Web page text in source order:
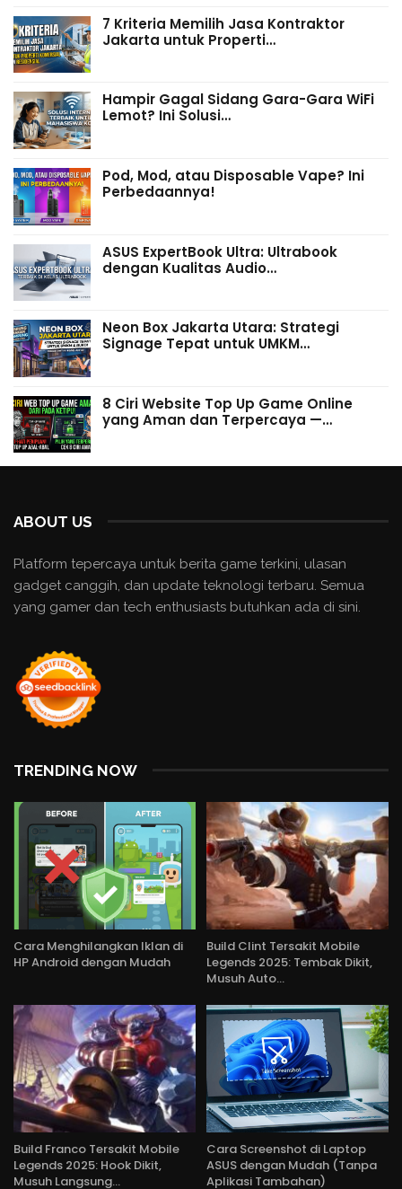
7 Kriteria Memilih Jasa Kontraktor
Jakarta untuk Properti…
Hampir Gagal Sidang Gara-Gara WiFi
Lemot? Ini Solusi…
Pod, Mod, atau Disposable Vape? Ini
Perbedaannya!
ASUS ExpertBook Ultra: Ultrabook
dengan Kualitas Audio…
Neon Box Jakarta Utara: Strategi
Signage Tepat untuk UMKM…
8 Ciri Website Top Up Game Online
yang Aman dan Terpercaya —…
ABOUT US
Platform tepercaya untuk berita game terkini, ulasan
gadget canggih, dan update teknologi terbaru. Semua
yang gamer dan tech enthusiasts butuhkan ada di sini.
TRENDING NOW
Cara Menghilangkan Iklan di
HP Android dengan Mudah
Build Clint Tersakit Mobile
Legends 2025: Tembak Dikit,
Musuh Auto…
Build Franco Tersakit Mobile
Legends 2025: Hook Dikit,
Musuh Langsung…
Cara Screenshot di Laptop
ASUS dengan Mudah (Tanpa
Aplikasi Tambahan)